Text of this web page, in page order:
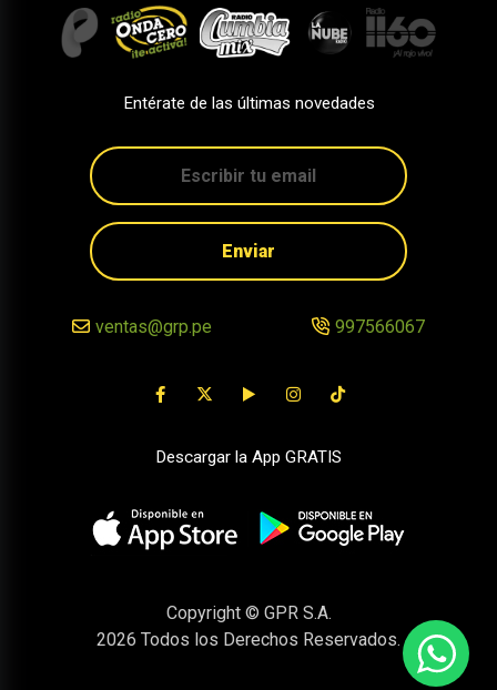
Entérate de las últimas novedades
Enviar
ventas@grp.pe 997566067
Descargar la App GRATIS
Copyright © GPR S.A.
2026 Todos los Derechos Reservados.